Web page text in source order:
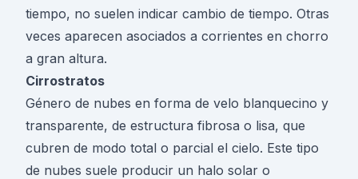
tiempo, no suelen indicar cambio de tiempo. Otras
veces aparecen asociados a corrientes en chorro
a gran altura.
Cirrostratos
Género de nubes en forma de velo blanquecino y
transparente, de estructura fibrosa o lisa, que
cubren de modo total o parcial el cielo. Este tipo
de nubes suele producir un halo solar o